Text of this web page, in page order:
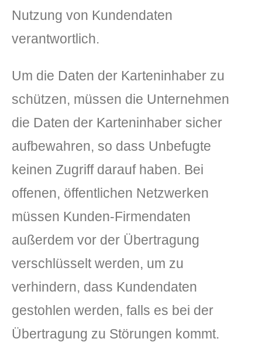
Nutzung von Kundendaten
verantwortlich.
Um die Daten der Karteninhaber zu
schützen, müssen die Unternehmen
die Daten der Karteninhaber sicher
aufbewahren, so dass Unbefugte
keinen Zugriff darauf haben. Bei
offenen, öffentlichen Netzwerken
müssen Kunden-Firmendaten
außerdem vor der Übertragung
verschlüsselt werden, um zu
verhindern, dass Kundendaten
gestohlen werden, falls es bei der
Übertragung zu Störungen kommt.